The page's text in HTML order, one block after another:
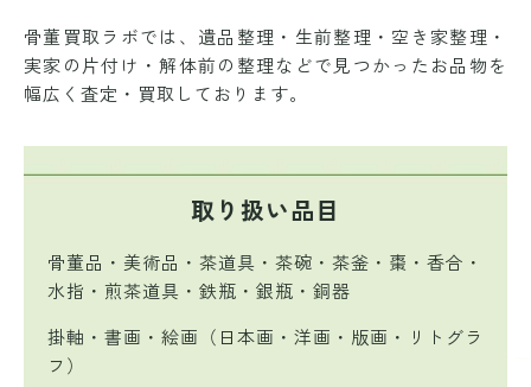
骨董買取ラボでは、遺品整理・生前整理・空き家整理・
実家の片付け・解体前の整理などで見つかったお品物を
幅広く査定・買取しております。
取り扱い品目
骨董品・美術品・茶道具・茶碗・茶釜・棗・香合・
水指・煎茶道具・鉄瓶・銀瓶・銅器
掛軸・書画・絵画（日本画・洋画・版画・リトグラ
フ）